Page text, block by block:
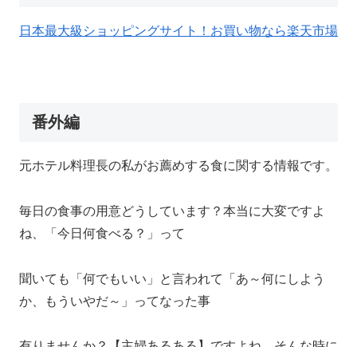
日本最大級ショッピングサイト！お買い物なら楽天市場
番外編
元ホテル料理長の私がお薦めする食に関する情報です。
毎日の食事の用意どうしています？本当に大変ですよ
ね、「今日何食べる？」って
聞いても「何でもいい」と言われて「あ～何にしよう
か、もういやだ～」ってなった事